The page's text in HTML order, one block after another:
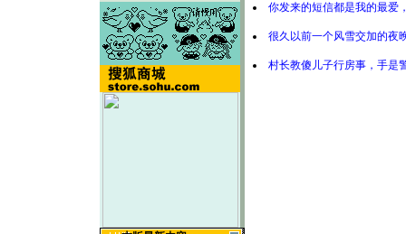
你发来的短信都是我的最爱
很久以前一个风雪交加的
村长教傻儿子行房事，手